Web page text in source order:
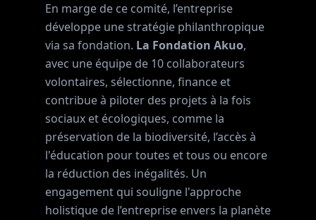
En marge de ce comité, l’entreprise
développe une stratégie philanthropique
via sa fondation. La Fondation Akuo,
avec une équipe de 10 collaborateurs
volontaires, sélectionne, finance et
contribue à piloter des projets à la fois
sociaux et écologiques, comme la
préservation de la biodiversité, l’accès à
l'éducation pour toutes et tous ou encore
la réduction des inégalités. Un
engagement qui souligne l'approche
holistique de l’entreprise envers la planète